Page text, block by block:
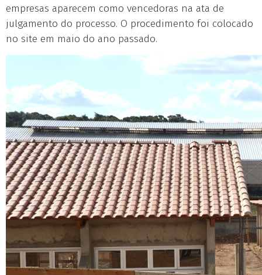
empresas aparecem como vencedoras na ata de
julgamento do processo. O procedimento foi colocado
no site em maio do ano passado.